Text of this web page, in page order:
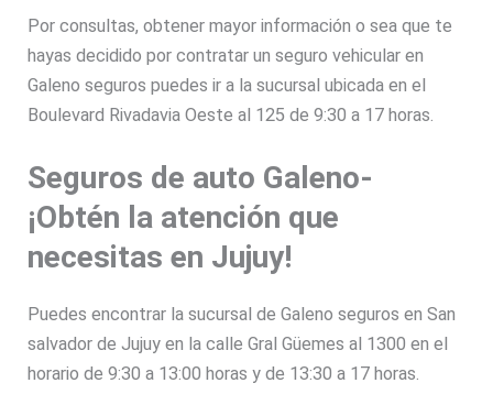
Por consultas, obtener mayor información o sea que te
hayas decidido por contratar un seguro vehicular en
Galeno seguros puedes ir a la sucursal ubicada en el
Boulevard Rivadavia Oeste al 125 de 9:30 a 17 horas.
Seguros de auto Galeno-
¡Obtén la atención que
necesitas en Jujuy!
Puedes encontrar la sucursal de Galeno seguros en San
salvador de Jujuy en la calle Gral Güemes al 1300 en el
horario de 9:30 a 13:00 horas y de 13:30 a 17 horas.